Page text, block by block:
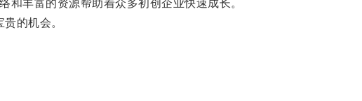
丰富的资源帮助着众多初创企业快速成长。
的机会。